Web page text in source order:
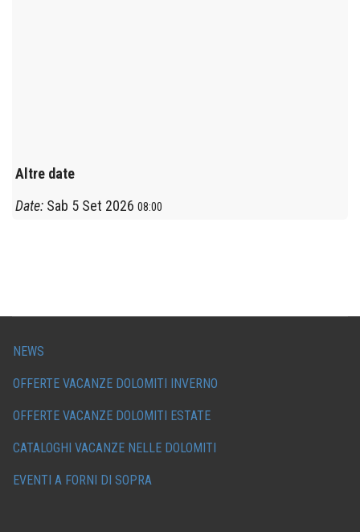
Altre date
Date: Sab 5 Set 202608:00
NEWS
OFFERTE VACANZE DOLOMITI INVERNO
OFFERTE VACANZE DOLOMITI ESTATE
CATALOGHI VACANZE NELLE DOLOMITI
EVENTI A FORNI DI SOPRA